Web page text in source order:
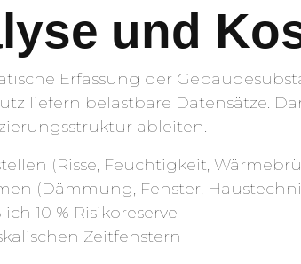
und
Erfassung der
liefern belastbare Datensätze.
ableiten.
(Risse, Feuchtigkeit,
(Dämmung, Fenster,
10 % Risikoreserve
Zeitfenstern